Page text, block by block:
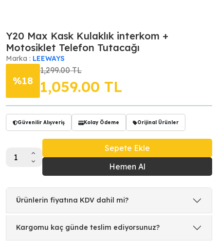
Y20 Max Kask Kulaklık interkom +
Motosiklet Telefon Tutacağı
Marka : LEEWAYS
%18
1,299.00 TL
1,059.00 TL
Güvenilir Alışveriş Kolay Ödeme Orijinal Ürünler
Sepete Ekle
Hemen Al
Ürünlerin fiyatına KDV dahil mi?
Kargomu kaç günde teslim ediyorsunuz?